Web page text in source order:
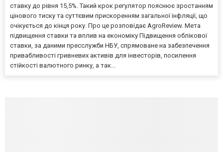
ставку до рівня 15,5%. Такий крок регулятор пояснює зростанням
цінового тиску та суттєвим прискоренням загальної інфляції, що
очікується до кінця року. Про це розповідає AgroReview. Мета
підвищення ставки та вплив на економіку Підвищення облікової
ставки, за даними пресслужби НБУ, спрямоване на забезпечення
привабливості гривневих активів для інвесторів, посилення
стійкості валютного ринку, а так...